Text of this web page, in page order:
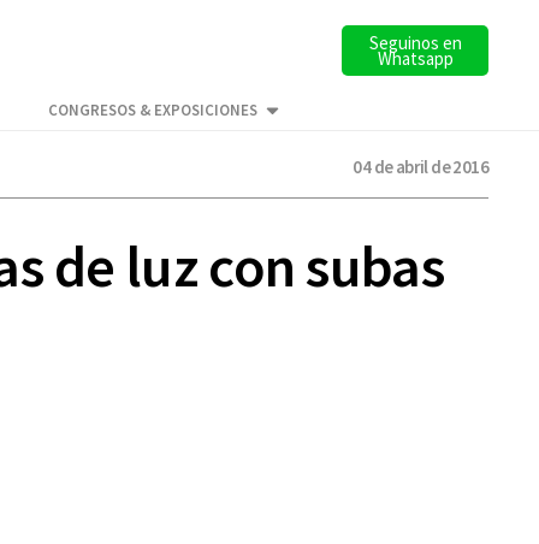
Seguinos en
Whatsapp
CONGRESOS & EXPOSICIONES
04 de abril de 2016
de luz con subas